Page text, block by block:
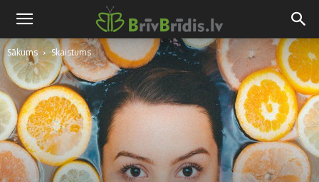
Sākums Skaistums